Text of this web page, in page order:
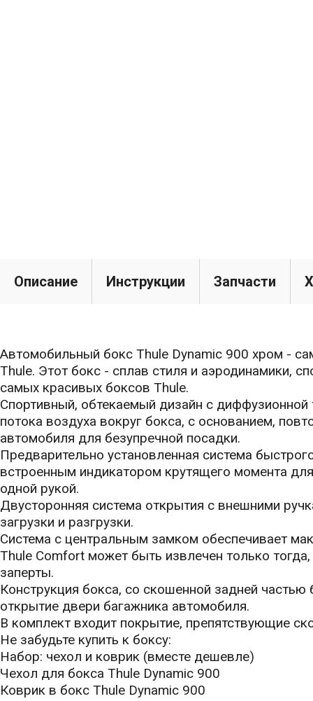
Описание Инструкции Запчасти
Автомобильный бокс Thule Dynamic 900 хром -
Thule. Этот бокс - сплав стиля и аэродинамики,
самых красивых боксов Thule.
Спортивный, обтекаемый дизайн с диффузионной
потока воздуха вокруг бокса, с основанием,
автомобиля для безупречной посадки.
Предварительно установленная система
встроенным индикатором крутящего момента
одной рукой.
Двусторонняя система открытия с внешними
загрузки и разгрузки.
Система с центральным замком обеспечивает
Thule Comfort может быть извлечен только
заперты.
Конструкция бокса, со скошенной задней частью
открытие двери багажника автомобиля.
В комплект входит покрытие, препятствующие
Не забудьте купить к боксу:
Набор: чехол и коврик (вместе дешевле)
Чехол для бокса Thule Dynamic 900
Коврик в бокс Thule Dynamic 900